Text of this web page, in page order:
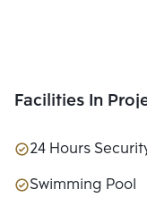
Facilities In
24 Hours
Swimming Pool